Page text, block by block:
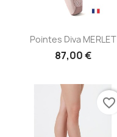
Aperçu rapide
Pointes Diva MERLET
87,00 €
favorite_border